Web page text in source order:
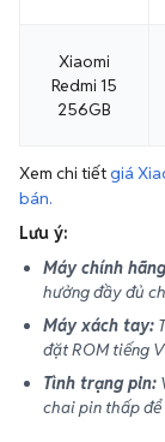
Xiaomi
Redmi 15
256GB
Xem chi tiếtgiá
bán.
Lưu ý:
Máy chính
hưởng đầy đủ
Máy xách tay:
đặt ROM tiếng
Tình trạng pin:
chai pin thấp